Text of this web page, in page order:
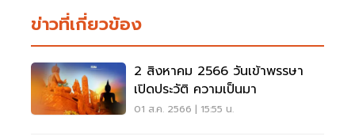
ข่าวที่เกี่ยวข้อง
2 สิงหาคม 2566 วันเข้าพรรษา
เปิดประวัติ ความเป็นมา
01 ส.ค. 2566 | 15:55 น.